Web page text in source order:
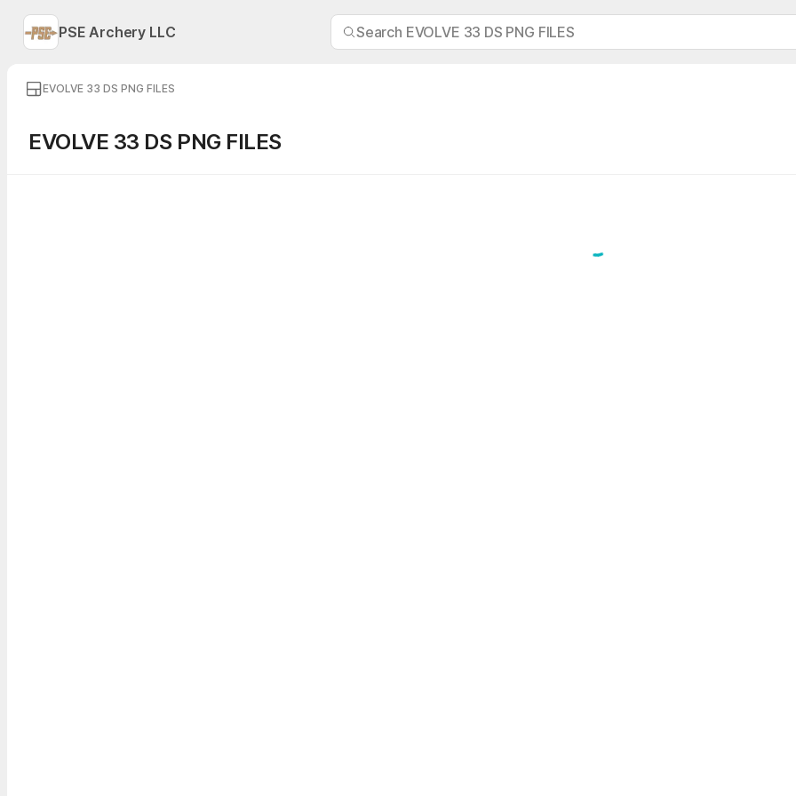
PSE Archery LLC Search EVOLVE 33 DS PNG FILES
EVOLVE 33 DS PNG FILES
EVOLVE 33 DS PNG FILES